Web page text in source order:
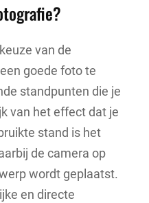
van de
goede foto te
standpunten die je
van het effect dat je
stand is het
de camera op
wordt geplaatst.
en directe